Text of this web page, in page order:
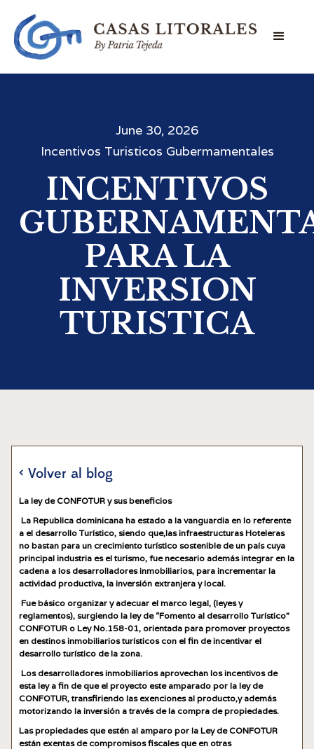
June 30, 2026
Incentivos Turisticos Gubermamentales
INCENTIVOS
PARA LA
INVERSION
TURISTICA
< Volver al blog
La ley de CONFOTUR y sus beneficios
La Republica dominicana ha estado a la vanguardia en lo referente
a el desarrollo Turístico, siendo que,las infraestructuras Hoteleras
no bastan para un crecimiento turístico sostenible de un país cuya
principal industria es el turismo, fue necesario además integrar en la
cadena a los desarrolladores inmobiliarios, para incrementar la
actividad productiva, la inversión extranjera y local.
Fue básico organizar y adecuar el marco legal, (leyes y
reglamentos), surgiendo la ley de “Fomento al desarrollo Turístico”
CONFOTUR o Ley No.158-01, orientada para promover proyectos
en destinos inmobiliarios turísticos con el fin de incentivar el
desarrollo turístico de la zona.
Los desarrolladores inmobiliarios aprovechan los incentivos de
esta ley a fin de que el proyecto este amparado por la ley de
CONFOTUR, transfiriendo las exenciones al producto,y además
motorizando la inversión a través de la compra de propiedades.
Las propiedades que estén al amparo por la Ley de CONFOTUR
están exentas de compromisos fiscales que en otras